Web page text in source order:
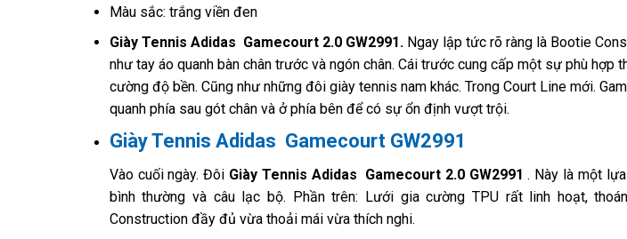
Màu sắc: trắng viền đen
Giày Tennis Adidas Gamecourt 2.0 GW2991. Ngay lập tức rõ ràng là Bootie
như tay áo quanh bàn chân trước và ngón chân. Cái trước cung cấp một sự phù hợp
cường độ bền. Cũng như những đôi giày tennis nam khác. Trong Court Line mới.
quanh phía sau gót chân và ở phía bên để có sự ổn định vượt trội.
Giày Tennis Adidas Gamecourt GW2991
Vào cuối ngày. Đôi Giày Tennis Adidas Gamecourt 2.0 GW2991 . Này là một
bình thường và câu lạc bộ. Phần trên: Lưới gia cường TPU rất linh hoạt,
Construction đầy đủ vừa thoải mái vừa thích nghi.